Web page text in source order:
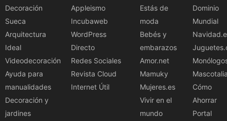
Decoración
Sueca
Arquitectura
Ideal
Videodecoración
Ayuda para
manualidades
Decoración y
jardines
Appleismo
Incubaweb
WordPress
Directo
Redes Sociales
Revista Cloud
Internet Útil
Estás de
moda
Bebés y
embarazos
Amor.net
Mamuky
Mujeres.es
Vivir en el
mundo
Dominio
Mundial
Cómo
Ahorrar
Portal